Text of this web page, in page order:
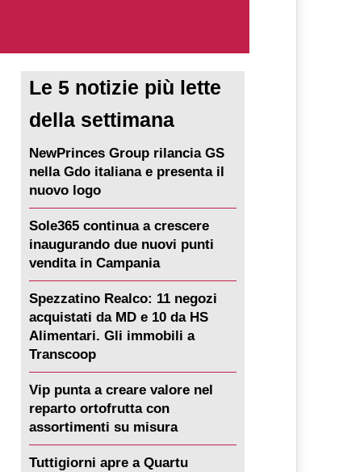
Le 5 notizie più lette
della settimana
NewPrinces Group rilancia GS
nella Gdo italiana e presenta il
nuovo logo
Sole365 continua a crescere
inaugurando due nuovi punti
vendita in Campania
Spezzatino Realco: 11 negozi
acquistati da MD e 10 da HS
Alimentari. Gli immobili a
Transcoop
Vip punta a creare valore nel
reparto ortofrutta con
assortimenti su misura
Tuttigiorni apre a Quartu